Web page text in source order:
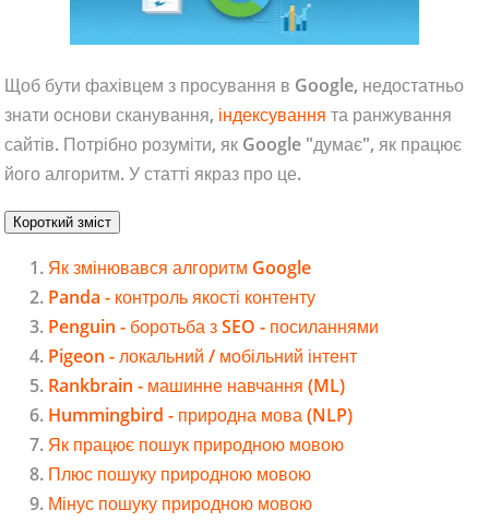
Щоб бути фахівцем з просування в Google, недостатньо
знати основи сканування, індексування та ранжування
сайтів. Потрібно розуміти, як Google "думає", як працює
його алгоритм. У статті якраз про це.
Короткий зміст
Як змінювався алгоритм Google
Panda - контроль якості контенту
Penguin - боротьба з SEO - посиланнями
Pigeon - локальний / мобільний інтент
Rankbrain - машинне навчання (ML)
Hummingbird - природна мова (NLP)
Як працює пошук природною мовою
Плюс пошуку природною мовою
Мінус пошуку природною мовою